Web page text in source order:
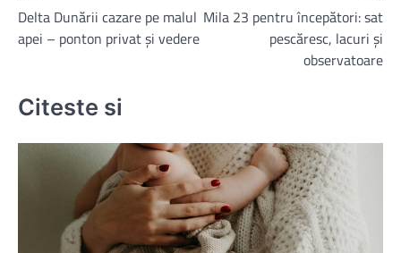
în
articole
Delta Dunării cazare pe malul
apei – ponton privat și vedere
Mila 23 pentru începători: sat
pescăresc, lacuri și
observatoare
Citeste si